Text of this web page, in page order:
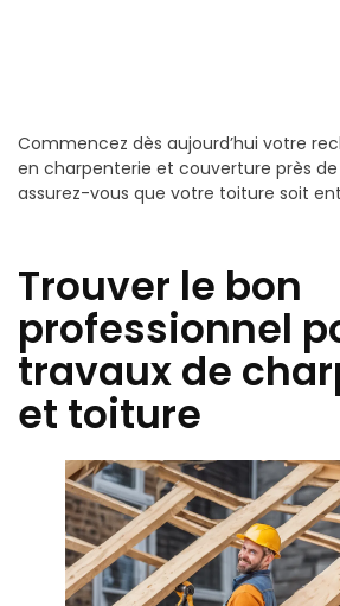
Commencez dès aujourd’hui votre
en charpenterie et couverture près
assurez-vous que votre toiture soit
Trouver le bon
professionnel
travaux de
et toiture